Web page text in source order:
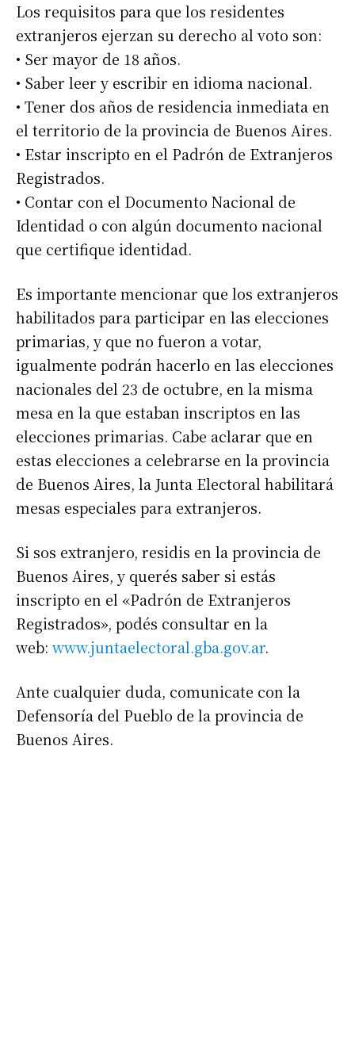
Los requisitos para que los residentes
extranjeros ejerzan su derecho al voto son:
• Ser mayor de 18 años.
• Saber leer y escribir en idioma nacional.
• Tener dos años de residencia inmediata en
el territorio de la provincia de Buenos Aires.
• Estar inscripto en el Padrón de Extranjeros
Registrados.
• Contar con el Documento Nacional de
Identidad o con algún documento nacional
que certifique identidad.
Es importante mencionar que los extranjeros
habilitados para participar en las elecciones
primarias, y que no fueron a votar,
igualmente podrán hacerlo en las elecciones
nacionales del 23 de octubre, en la misma
mesa en la que estaban inscriptos en las
elecciones primarias. Cabe aclarar que en
estas elecciones a celebrarse en la provincia
de Buenos Aires, la Junta Electoral habilitará
mesas especiales para extranjeros.
Si sos extranjero, residis en la provincia de
Buenos Aires, y querés saber si estás
inscripto en el «Padrón de Extranjeros
Registrados», podés consultar en la
web: www.juntaelectoral.gba.gov.ar.
Ante cualquier duda, comunicate con la
Defensoría del Pueblo de la provincia de
Buenos Aires.